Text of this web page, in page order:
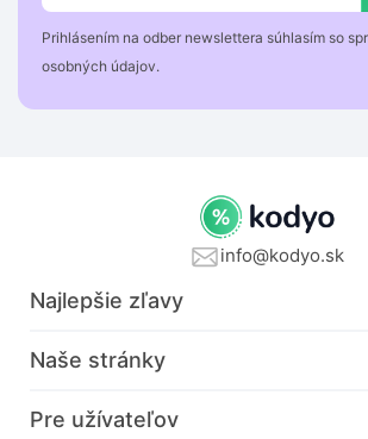
Prihlásením na odber newslettera súhlasím so
osobných údajov.
info@kodyo.sk
Najlepšie zľavy
Naše stránky
Pre užívateľov